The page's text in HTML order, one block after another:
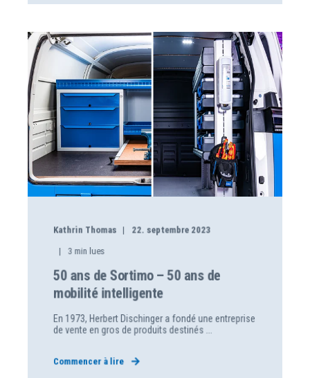
Kathrin Thomas 22. septembre 2023
3 min lues
50 ans de Sortimo – 50 ans de
mobilité intelligente
En 1973, Herbert Dischinger a fondé une entreprise
de vente en gros de produits destinés ...
Commencer à lire